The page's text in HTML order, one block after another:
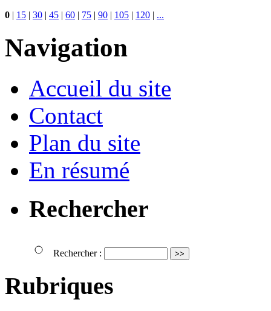
0 | 15 | 30 | 45 | 60 | 75 | 90 | 105 | 120 | ...
Navigation
Accueil du site
Contact
Plan du site
En résumé
Rechercher
Rechercher :
Rubriques